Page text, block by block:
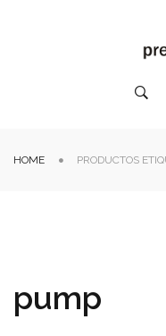
HOME PRODUCTOS
pump